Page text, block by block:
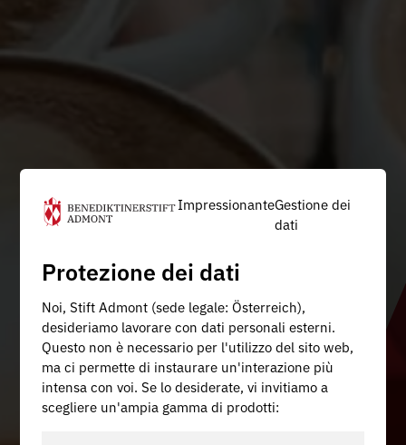
ImpressionanteGestione dei
dati
Protezione dei dati
Noi, Stift Admont (sede legale: Österreich),
desideriamo lavorare con dati personali esterni.
Questo non è necessario per l'utilizzo del sito web,
ma ci permette di instaurare un'interazione più
intensa con voi. Se lo desiderate, vi invitiamo a
scegliere un'ampia gamma di prodotti: